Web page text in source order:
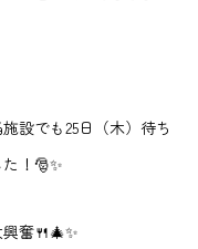
設でも25日（木）待ち
！🎅✨
奮🍴🎄✨